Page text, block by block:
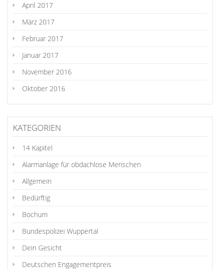
April 2017
März 2017
Februar 2017
Januar 2017
November 2016
Oktober 2016
KATEGORIEN
14 Kapitel
Alarmanlage für obdachlose Menschen
Allgemein
Bedürftig
Bochum
Bundespolizei Wuppertal
Dein Gesicht
Deutschen Engagementpreis